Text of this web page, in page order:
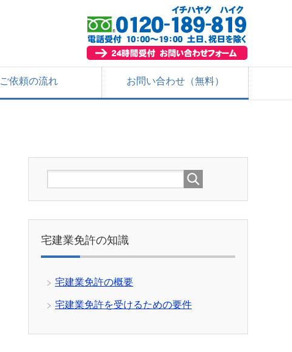
ご依頼の流れ お問い合わせ（無料）
宅建業免許の知識
宅建業免許の概要
宅建業免許を受けるための要件